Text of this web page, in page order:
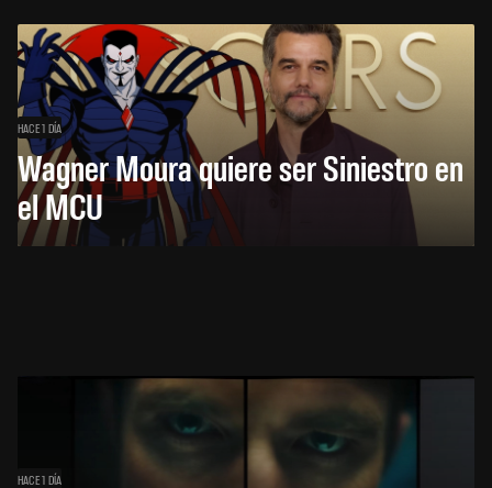
HACE 1 DÍA
Wagner Moura quiere ser Siniestro en
el MCU
HACE 1 DÍA